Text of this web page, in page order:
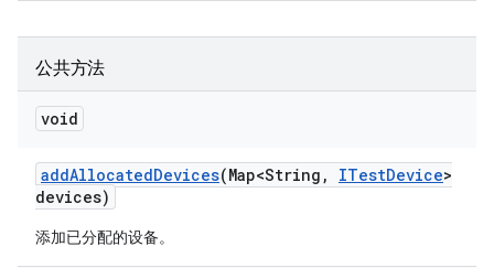
公共方法
void
addAllocatedDevices(Map<String , ITestDevice>
devices)
添加已分配的设备。